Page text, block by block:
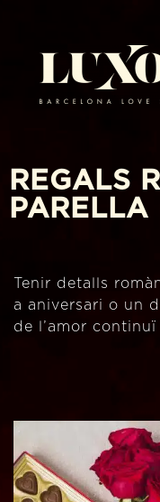
REGALS
PARELLA
Tenir detalls
a aniversari o un
de l’amor continuï